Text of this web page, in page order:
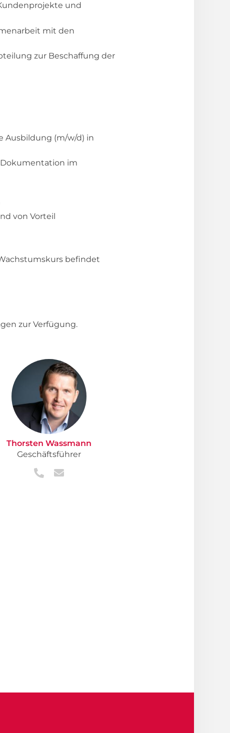
und
mit den
zur Beschaffung der
Ausbildung (m/w/d) in
im
von Vorteil
befindet
zur Verfügung.
Thorsten Wassmann
Geschäftsführer